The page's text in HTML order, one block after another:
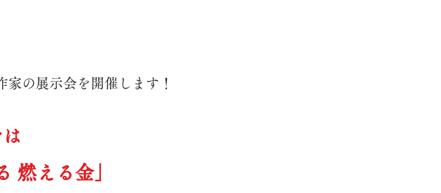
の展示会を開催します！
は
燃える金」